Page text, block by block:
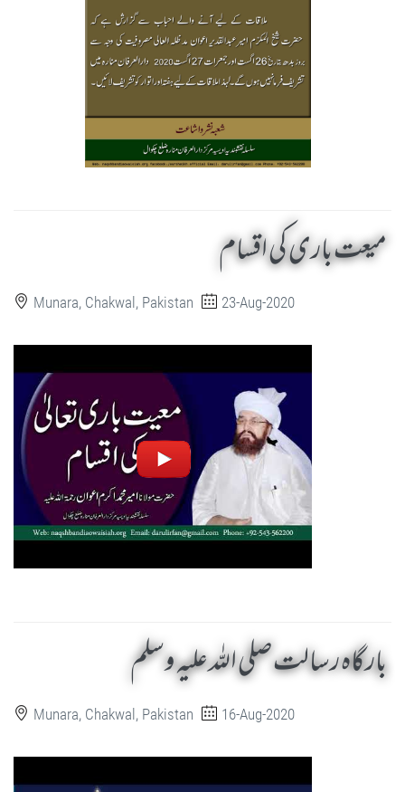
میعت باری کی اقسام
Munara, Chakwal, Pakistan 23-Aug-2020
بارگاہ رسالت صلی اللہ علیہ وسلم
Munara, Chakwal, Pakistan 16-Aug-2020